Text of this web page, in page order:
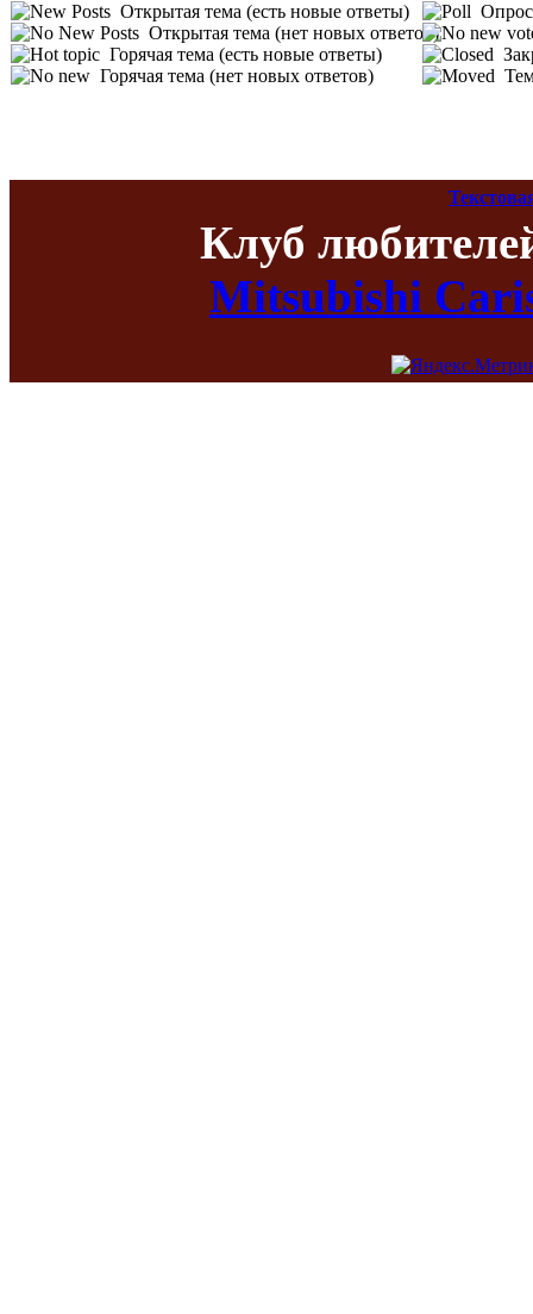
Открытая тема (есть новые ответы)
Открытая тема (нет новых ответов)
Горячая тема (есть новые ответы)
Горячая тема (нет новых ответов)
Опрос
Клуб
Mitsubishi